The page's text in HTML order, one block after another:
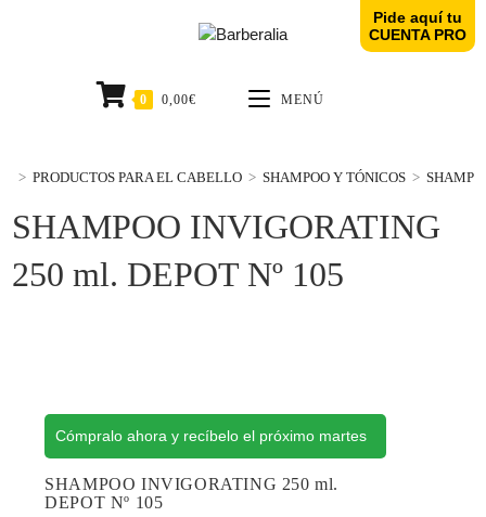
0 0,00€ MENÚ
SHAMPOO INVIGORATING
250 ml. DEPOT Nº 105
> PRODUCTOS PARA EL CABELLO > SHAMPOO Y TÓNICOS >
Cómpralo ahora y recíbelo el próximo martes
SHAMPOO INVIGORATING 250 ml.
DEPOT Nº 105
Pide aquí tu
CUENTA PRO